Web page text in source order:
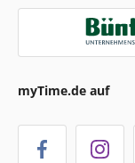
myTime.de auf